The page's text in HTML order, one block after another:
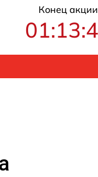
Конец акции